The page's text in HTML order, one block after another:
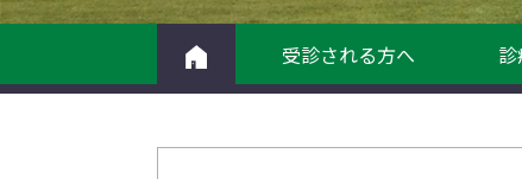
受診される方へ